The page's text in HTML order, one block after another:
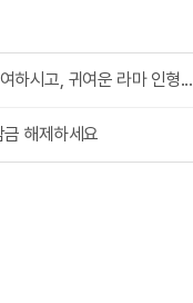
하시고, 귀여운 라마 인형...
해제하세요